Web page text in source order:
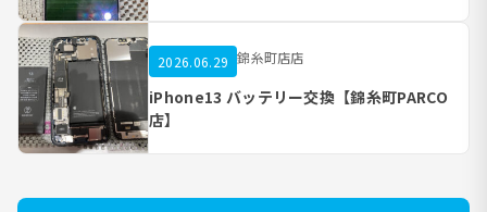
2026.06.29 錦糸町店店
iPhone13 バッテリー交換【錦糸町PARCO
店】